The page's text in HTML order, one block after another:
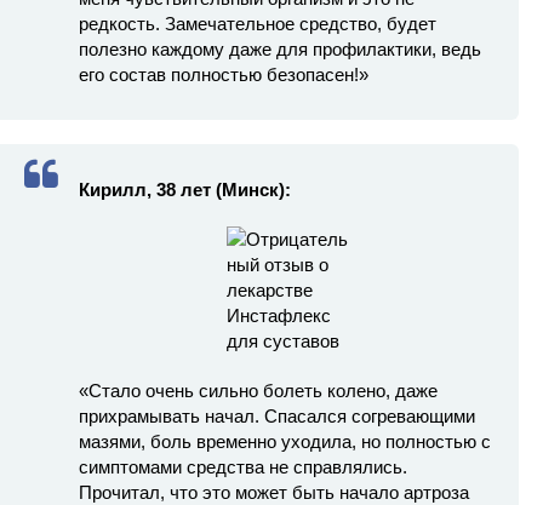
редкость. Замечательное средство, будет
полезно каждому даже для профилактики, ведь
его состав полностью безопасен!»
Кирилл, 38 лет (Минск):
«Стало очень сильно болеть колено, даже
прихрамывать начал. Спасался согревающими
мазями, боль временно уходила, но полностью с
симптомами средства не справлялись.
Прочитал, что это может быть начало артроза